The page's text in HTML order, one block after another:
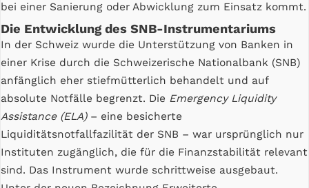
bei einer Sanierung oder Abwicklung zum Einsatz kommt.
Die Entwicklung des SNB-Instrumentariums
In der Schweiz wurde die Unterstützung von Banken in
einer Krise durch die Schweizerische Nationalbank (SNB)
anfänglich eher stiefmütterlich behandelt und auf
absolute Notfälle begrenzt. Die Emergency Liquidity
Assistance (ELA)– eine besicherte
Liquiditätsnotfallfazilität der SNB – war ursprünglich nur
Instituten zugänglich, die für die Finanzstabilität relevant
sind. Das Instrument wurde schrittweise ausgebaut.